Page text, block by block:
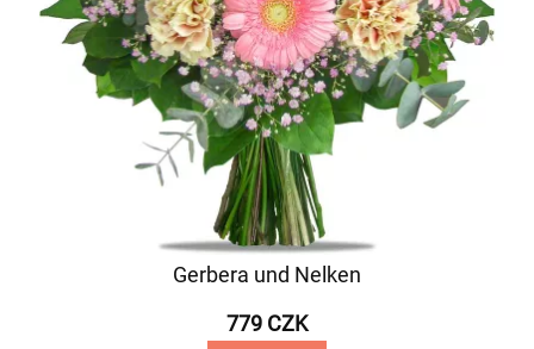
Gerbera und Nelken
779 CZK